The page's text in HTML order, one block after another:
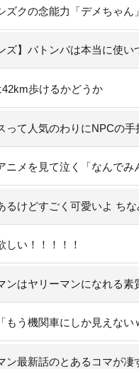
ズクの念能力「デメちゃ
ズ】バトンパは本当に使
42km歩けるかどうか
って人気のわりにNPCの
ニメを見て泣く「なんで
るけどすごく可愛いよ ち
しい！！！！！
ンはヤリーマンになれる
もう機関車にしか見えな
ン最新話のとあるコマが